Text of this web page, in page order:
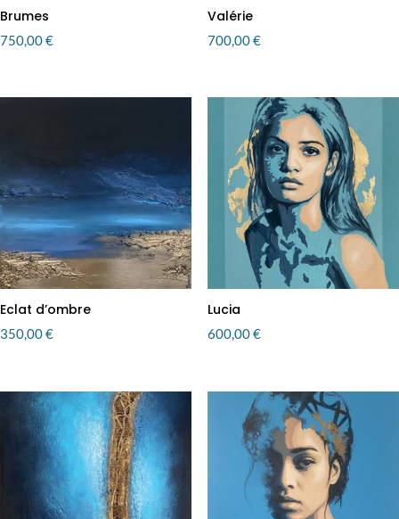
Brumes
750,00€
Valérie
700,00€
Eclat d’ombre
350,00€
Lucia
600,00€